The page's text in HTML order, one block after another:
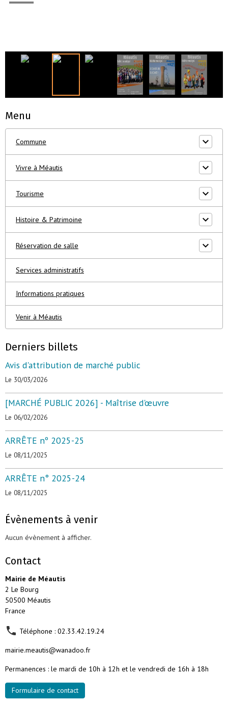
Menu
Commune
Vivre à Méautis
Tourisme
Histoire & Patrimoine
Réservation de salle
Services administratifs
Informations pratiques
Venir à Méautis
Derniers billets
Avis d'attribution de marché public
Le 30/03/2026
[MARCHÉ PUBLIC 2026] - Maîtrise d'œuvre
Le 06/02/2026
ARRÊTE nº 2025-25
Le 08/11/2025
ARRÊTE n° 2025-24
Le 08/11/2025
Évènements à venir
Aucun évènement à afficher.
Contact
Mairie de Méautis
2 Le Bourg
50500 Méautis
France
Téléphone : 02.33.42.19.24
mairie.meautis@wanadoo.fr
Permanences : le mardi de 10h à 12h et le vendredi de 16h à 18h
Formulaire de contact